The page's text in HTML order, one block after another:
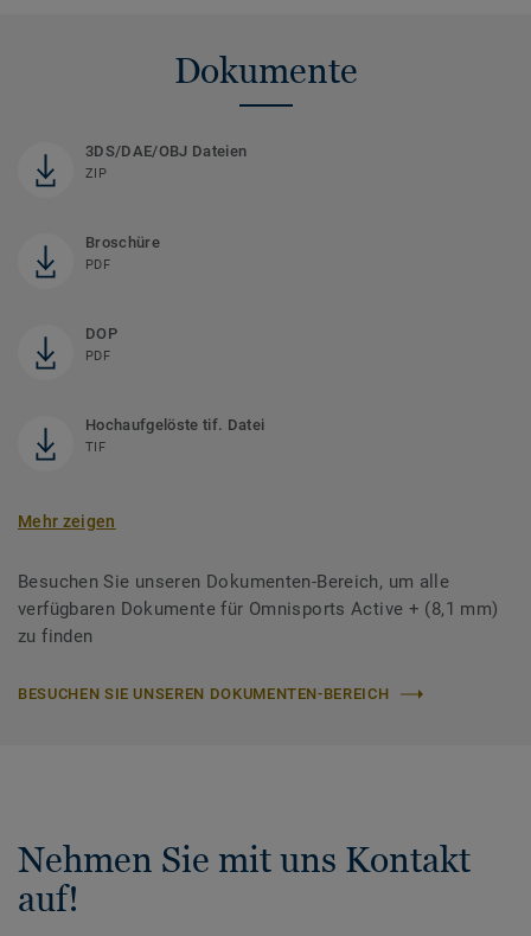
Dokumente
3DS/DAE/OBJ Dateien
ZIP
Broschüre
PDF
DOP
PDF
Hochaufgelöste tif. Datei
TIF
Mehr zeigen
Besuchen Sie unseren Dokumenten-Bereich, um alle
verfügbaren Dokumente für Omnisports Active + (8,1 mm)
zu finden
BESUCHEN SIE UNSEREN DOKUMENTEN-BEREICH
Nehmen Sie mit uns Kontakt
auf!